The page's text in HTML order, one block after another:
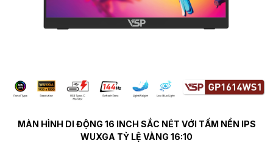
MÀN HÌNH DI ĐỘNG 16 INCH SẮC NÉT VỚI TẤM NỀN IPS
WUXGA TỶ LỆ VÀNG 16:10